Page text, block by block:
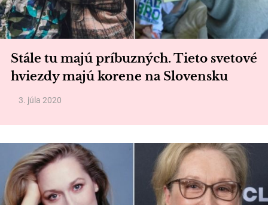
Stále tu majú príbuzných. Tieto svetové
hviezdy majú korene na Slovensku
3. júla 2020